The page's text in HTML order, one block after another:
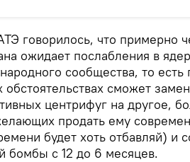
говорилось, что примерно
ожидает послабления в
сообщества, то
сможет
центрифуг на другое,
продать ему
будет хоть отбавляй) и
бомбы с 12 до 6 месяцев.